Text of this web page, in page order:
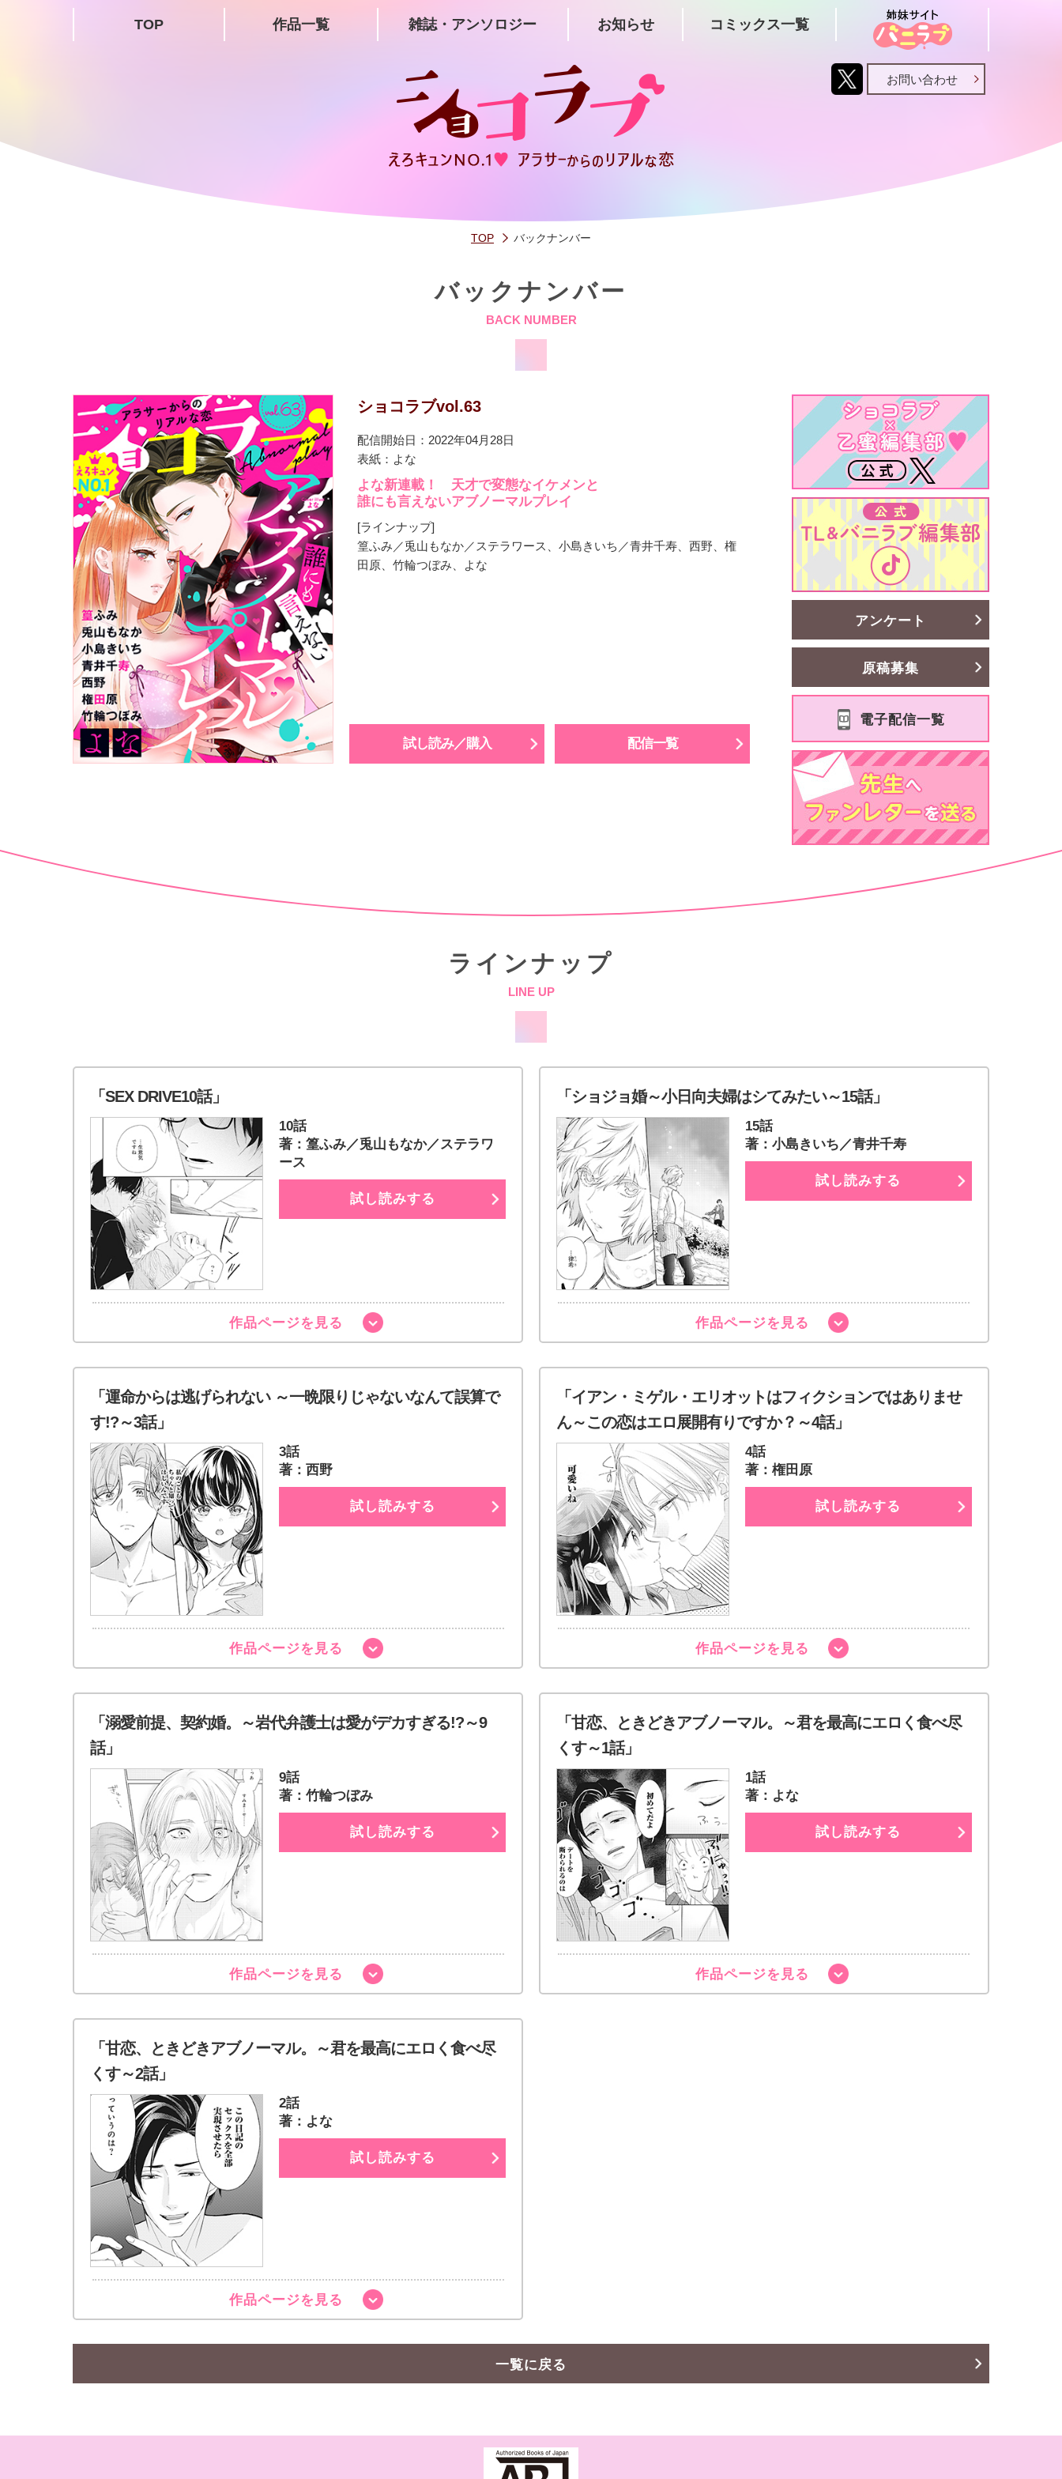
TOP 作品一覧 雑誌・アンソロジー お知らせ コミックス一覧
お問い合わせ
TOP バックナンバー
バックナンバー
BACK NUMBER
ショコラブvol.63
配信開始日：2022年04月28日
表紙：よな
よな新連載！ 天才で変態なイケメンと
誰にも言えないアブノーマルプレイ
[ラインナップ]
篁ふみ／兎山もなか／ステラワース、小島きいち／青井千寿、西野、権
田原、竹輪つぼみ、よな
試し読み／購入 配信一覧
アンケート
原稿募集
電子配信一覧
ラインナップ
LINE UP
「SEX DRIVE10話」
10話
著：篁ふみ／兎山もなか／ステラワ
ース
試し読みする
作品ページを見る
「ショジョ婚～小日向夫婦はシてみたい～15話」
15話
著：小島きいち／青井千寿
試し読みする
作品ページを見る
「運命からは逃げられない ～一晩限りじゃないなんて誤算で
す!?～3話」
3話
著：西野
試し読みする
作品ページを見る
「イアン・ミゲル・エリオットはフィクションではありませ
ん～この恋はエロ展開有りですか？～4話」
4話
著：権田原
試し読みする
作品ページを見る
「溺愛前提、契約婚。～岩代弁護士は愛がデカすぎる!?～9
話」
9話
著：竹輪つぼみ
試し読みする
作品ページを見る
「甘恋、ときどきアブノーマル。～君を最高にエロく食べ尽
くす～1話」
1話
著：よな
試し読みする
作品ページを見る
「甘恋、ときどきアブノーマル。～君を最高にエロく食べ尽
くす～2話」
2話
著：よな
試し読みする
作品ページを見る
一覧に戻る